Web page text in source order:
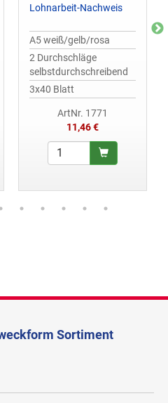
Lohnarbeit-Nachweis
A5 weiß/gelb/rosa
2 Durchschläge
selbstdurchschreibend
3x40 Blatt
ArtNr. 1771
11,46 €
Sortiment